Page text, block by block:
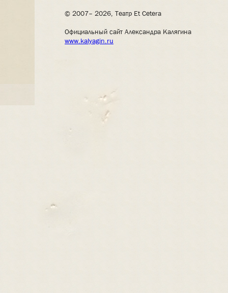
© 2007– 2026, Театр Et Cetera
Официальный сайт Александра Калягина
www.kalyagin.ru